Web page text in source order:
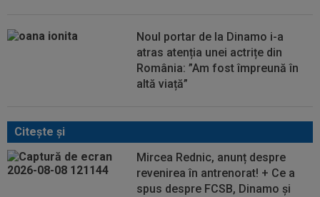
Noul portar de la Dinamo i-a
atras atenția unei actrițe din
România: ”Am fost împreună în
altă viață”
Citeşte şi
Mircea Rednic, anunț despre
revenirea în antrenorat! + Ce a
spus despre FCSB, Dinamo și